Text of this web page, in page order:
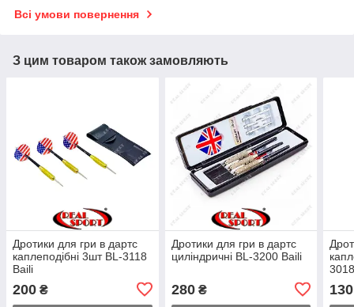
Всі умови повернення
З цим товаром також замовляють
Дротики для гри в дартс
каплеподібні 3шт BL-3118
Baili
200 ₴
Дротики для гри в дартс
циліндричні BL-3200 Baili
280₴ 130